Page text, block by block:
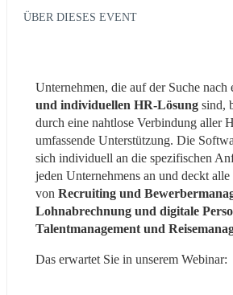
ÜBER DIESES EVENT
Unternehmen, die auf der Suche nach
und individuellen HR-Lösung sind,
durch eine nahtlose Verbindung aller
umfassende Unterstützung. Die
sich individuell an die spezifischen
jeden Unternehmens an und deckt
von Recruiting und
Lohnabrechnung und digitale
Talentmanagement und
Das erwartet Sie in unserem Webinar: